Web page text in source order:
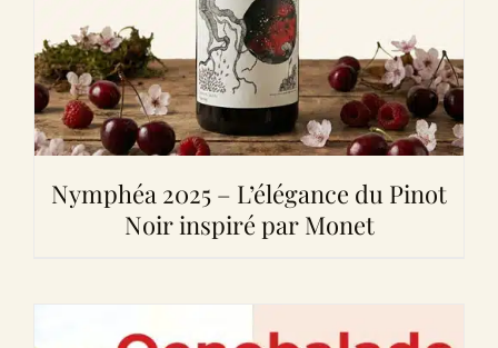
Nymphéa 2025 – L’élégance du Pinot
Noir inspiré par Monet